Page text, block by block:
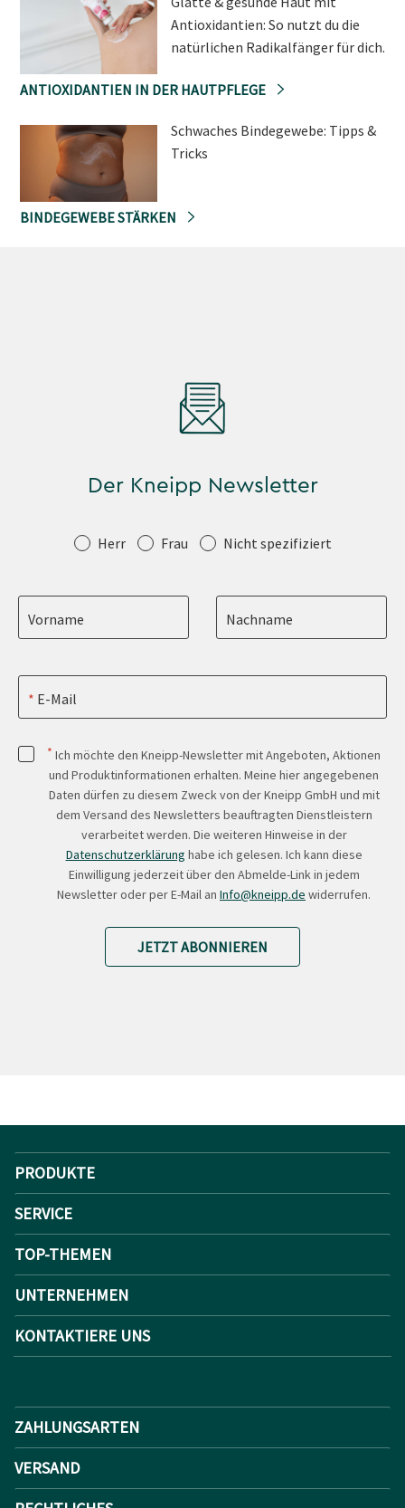
Antioxidantien: So nutzt du die
natürlichen Radikalfänger für dich.
ANTIOXIDANTIEN IN DER HAUTPFLEGE
Schwaches Bindegewebe: Tipps &
Tricks
BINDEGEWEBE STÄRKEN
Der Kneipp Newsletter
Anrede Herr Frau Nicht spezifiziert
Vorname Nachname
E-Mail
* Ich möchte den Kneipp-Newsletter mit Angeboten, Aktionen
und Produktinformationen erhalten. Meine hier angegebenen
Daten dürfen zu diesem Zweck von der Kneipp GmbH und mit
dem Versand des Newsletters beauftragten Dienstleistern
verarbeitet werden. Die weiteren Hinweise in der
Datenschutzerklärung habe ich gelesen. Ich kann diese
Einwilligung jederzeit über den Abmelde-Link in jedem
Newsletter oder per E-Mail an Info@kneipp.de widerrufen.
JETZT ABONNIEREN
PRODUKTE
SERVICE
TOP-THEMEN
UNTERNEHMEN
KONTAKTIERE UNS
ZAHLUNGSARTEN
VERSAND